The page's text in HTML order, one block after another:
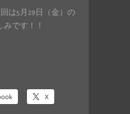
は5月29日（金）の
みです！！
X